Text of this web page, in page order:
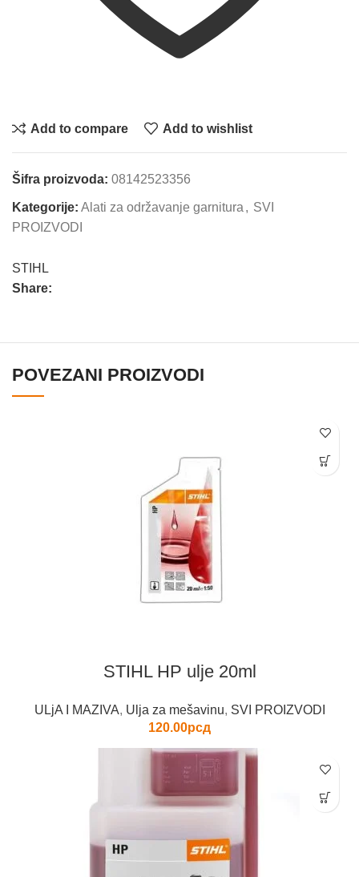
Add to compare Add to wishlist
Šifra proizvoda: 08142523356
Kategorije: Alati za održavanje garnitura , SVI
PROIZVODI
STIHL
Share:
POVEZANI PROIZVODI
STIHL HP ulje 20ml
ULjA I MAZIVA, Ulja za mešavinu, SVI PROIZVODI
120.00рсд